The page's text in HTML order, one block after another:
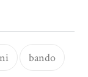
bando